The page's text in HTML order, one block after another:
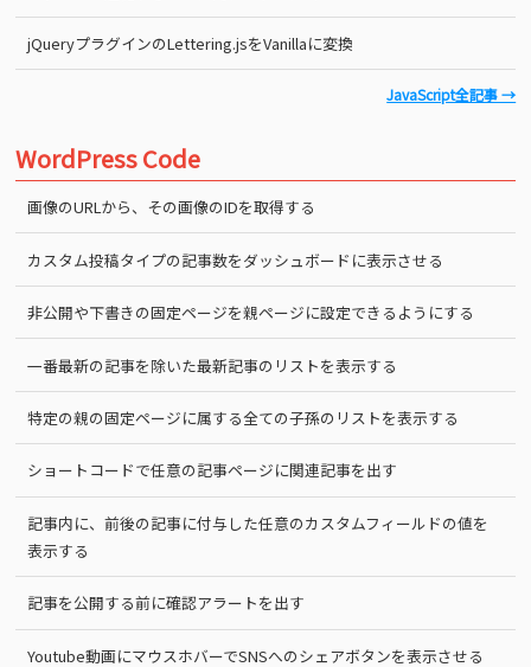
jQueryプラグインのLettering.jsをVanillaに変換
JavaScript全記事 →
WordPress Code
画像のURLから、その画像のIDを取得する
カスタム投稿タイプの記事数をダッシュボードに表示させる
非公開や下書きの固定ページを親ページに設定できるようにする
一番最新の記事を除いた最新記事のリストを表示する
特定の親の固定ページに属する全ての子孫のリストを表示する
ショートコードで任意の記事ページに関連記事を出す
記事内に、前後の記事に付与した任意のカスタムフィールドの値を
表示する
記事を公開する前に確認アラートを出す
Youtube動画にマウスホバーでSNSへのシェアボタンを表示させる